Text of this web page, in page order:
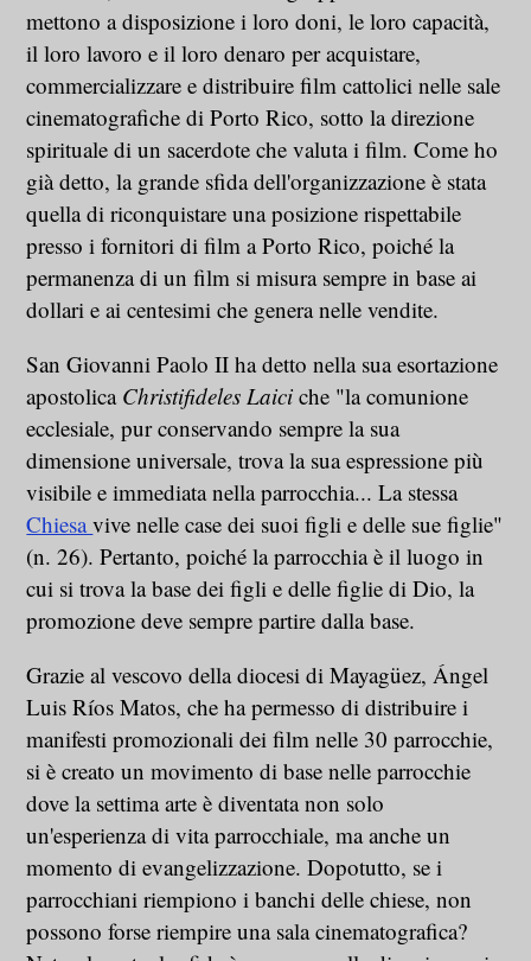
mettono a disposizione i loro doni, le loro capacità,
il loro lavoro e il loro denaro per acquistare,
commercializzare e distribuire film cattolici nelle sale
cinematografiche di Porto Rico, sotto la direzione
spirituale di un sacerdote che valuta i film. Come ho
già detto, la grande sfida dell'organizzazione è stata
quella di riconquistare una posizione rispettabile
presso i fornitori di film a Porto Rico, poiché la
permanenza di un film si misura sempre in base ai
dollari e ai centesimi che genera nelle vendite.
San Giovanni Paolo II ha detto nella sua esortazione
apostolica Christifideles Laiciche "la comunione
ecclesiale, pur conservando sempre la sua
dimensione universale, trova la sua espressione più
visibile e immediata nella parrocchia... La stessa
Chiesavive nelle case dei suoi figli e delle sue figlie"
(n. 26). Pertanto, poiché la parrocchia è il luogo in
cui si trova la base dei figli e delle figlie di Dio, la
promozione deve sempre partire dalla base.
Grazie al vescovo della diocesi di Mayagüez, Ángel
Luis Ríos Matos, che ha permesso di distribuire i
manifesti promozionali dei film nelle 30 parrocchie,
si è creato un movimento di base nelle parrocchie
dove la settima arte è diventata non solo
un'esperienza di vita parrocchiale, ma anche un
momento di evangelizzazione. Dopotutto, se i
parrocchiani riempiono i banchi delle chiese, non
possono forse riempire una sala cinematografica?